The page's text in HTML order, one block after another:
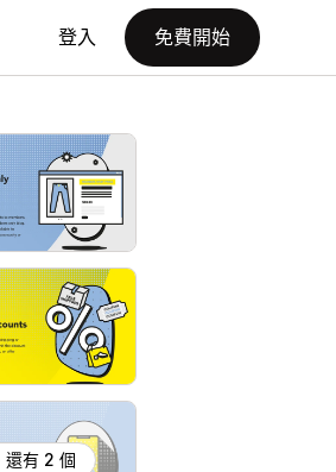
登入 免費開始
還有 2 個